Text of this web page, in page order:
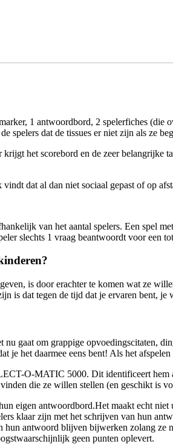
1 antwoordbord, 2 spelerfiches
spelers dat de tissues er niet zijn als ze
krijgt het scorebord en de zeer
dat al dan niet sociaal gepast of op
van het aantal spelers. Een spel
slechts 1 vraag beantwoordt voor een
is door erachter te komen wat ze
is dat tegen de tijd dat je ervaren bent, je
gaat om grappige opvoedingscitaten,
het daarmee eens bent! Als het
O-MATIC 5000. Dit identificeert
die ze willen stellen (en geschikt is
eigen antwoordbord.Het maakt echt
klaar zijn met het schrijven van hun
antwoord blijven bijwerken zolang
geen punten oplevert.